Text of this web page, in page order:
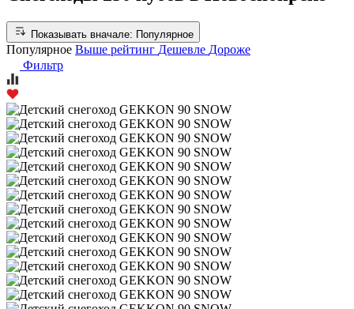
Показывать вначале: Популярное
Популярное Выше рейтинг Дешевле Дороже
Фильтр